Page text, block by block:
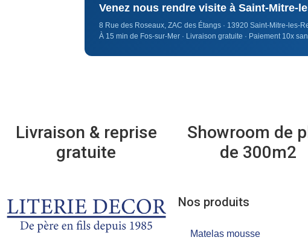
Venez nous rendre visite à Saint-Mitre-
8 Rue des Roseaux, ZAC des Étangs · 13920 Saint-Mitre-les-
À 15 min de Fos-sur-Mer · Livraison gratuite · Paiement 10x
Livraison & reprise
gratuite
Showroom de
de 300m2
Nos produits
Matelas mousse